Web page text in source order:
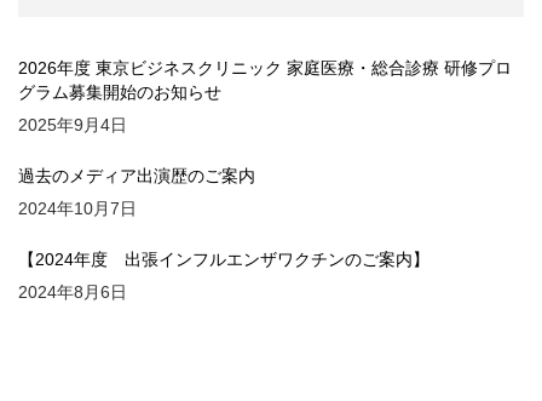
2026年度 東京ビジネスクリニック 家庭医療・総合診療 研修プロ
グラム募集開始のお知らせ
2025年9月4日
過去のメディア出演歴のご案内
2024年10月7日
【2024年度 出張インフルエンザワクチンのご案内】
2024年8月6日